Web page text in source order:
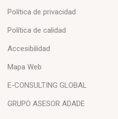
Política de privacidad
Política de calidad
Accesibilidad
Mapa Web
E-CONSULTING GLOBAL
GRUPO ASESOR ADADE